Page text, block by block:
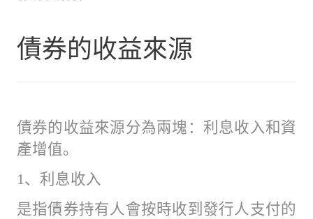
債券的收益來源
債券的收益來源分為兩塊：利息收入和資
產增值。
1、利息收入
是指債券持有人會按時收到發行人支付的